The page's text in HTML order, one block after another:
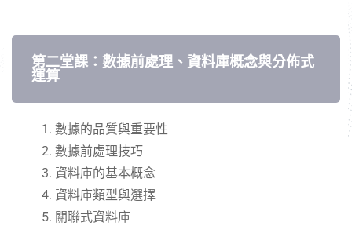
第二堂課：數據前處理、資料庫概念與分佈式
運算
數據的品質與重要性
數據前處理技巧
資料庫的基本概念
資料庫類型與選擇
關聯式資料庫